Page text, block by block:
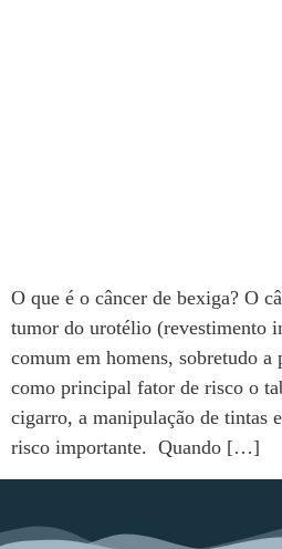
O que é o câncer de bexiga? O
tumor do urotélio (revestimento
comum em homens, sobretudo a
como principal fator de risco o
cigarro, a manipulação de tintas
risco importante. Quando […]